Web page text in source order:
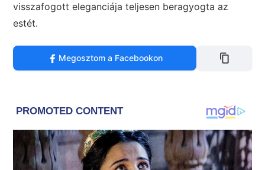
visszafogott eleganciája teljesen beragyogta az
estét.
Megosztom a Facebookon